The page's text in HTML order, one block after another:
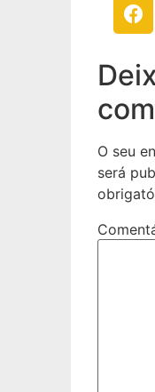
O seu
será